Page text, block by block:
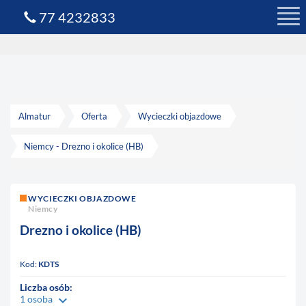
Almatur Oferta Wycieczki objazdowe
Niemcy - Drezno i okolice (HB)
WYCIECZKI OBJAZDOWE
Niemcy
Drezno i okolice (HB)
Kod: KDTS
Liczba osób:
1 osoba keyboard_arrow_down
77 4232833